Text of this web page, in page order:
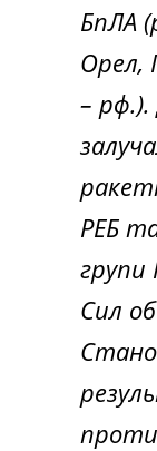
БпЛА
Орел,
–
РЕБ
Сил